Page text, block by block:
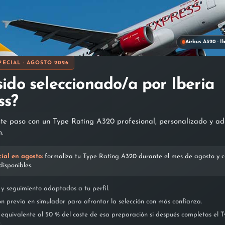
del entrenamiento
Simulador
de 9 sesiones (4 horas cada una), lo
en Full Flight Simulator
normales, anormales y de
así como las maniobras
Esta fase
real,
Duración
· AGOSTO 2026
seleccionado/a por Iberia
paso con un Type Rating A320 profesional, personalizado y
en agosto: formaliza tu Type Rating A320 durante el mes de agosto y
y seguimiento adaptados a tu perfil.
previa en simulador para afrontar la selección con más confianza.
equivalente al 50 % del coste de esa preparación si después completas el
Airbus A320 ·